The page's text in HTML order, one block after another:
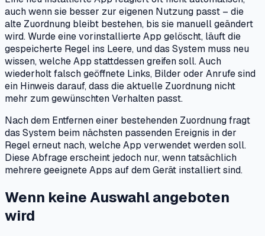
auch wenn sie besser zur eigenen Nutzung passt – die
alte Zuordnung bleibt bestehen, bis sie manuell geändert
wird. Wurde eine vorinstallierte App gelöscht, läuft die
gespeicherte Regel ins Leere, und das System muss neu
wissen, welche App stattdessen greifen soll. Auch
wiederholt falsch geöffnete Links, Bilder oder Anrufe sind
ein Hinweis darauf, dass die aktuelle Zuordnung nicht
mehr zum gewünschten Verhalten passt.
Nach dem Entfernen einer bestehenden Zuordnung fragt
das System beim nächsten passenden Ereignis in der
Regel erneut nach, welche App verwendet werden soll.
Diese Abfrage erscheint jedoch nur, wenn tatsächlich
mehrere geeignete Apps auf dem Gerät installiert sind.
Wenn keine Auswahl angeboten
wird